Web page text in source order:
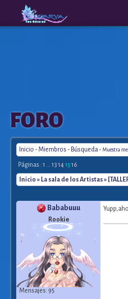
The
Origins
FORO
Inicio - Miembros - Búsqueda - Muestra
Páginas : 1 ... 13 141516
Inicio » La sala de los Artistas»
Bababuuu
Rookie
Mensajes: 95